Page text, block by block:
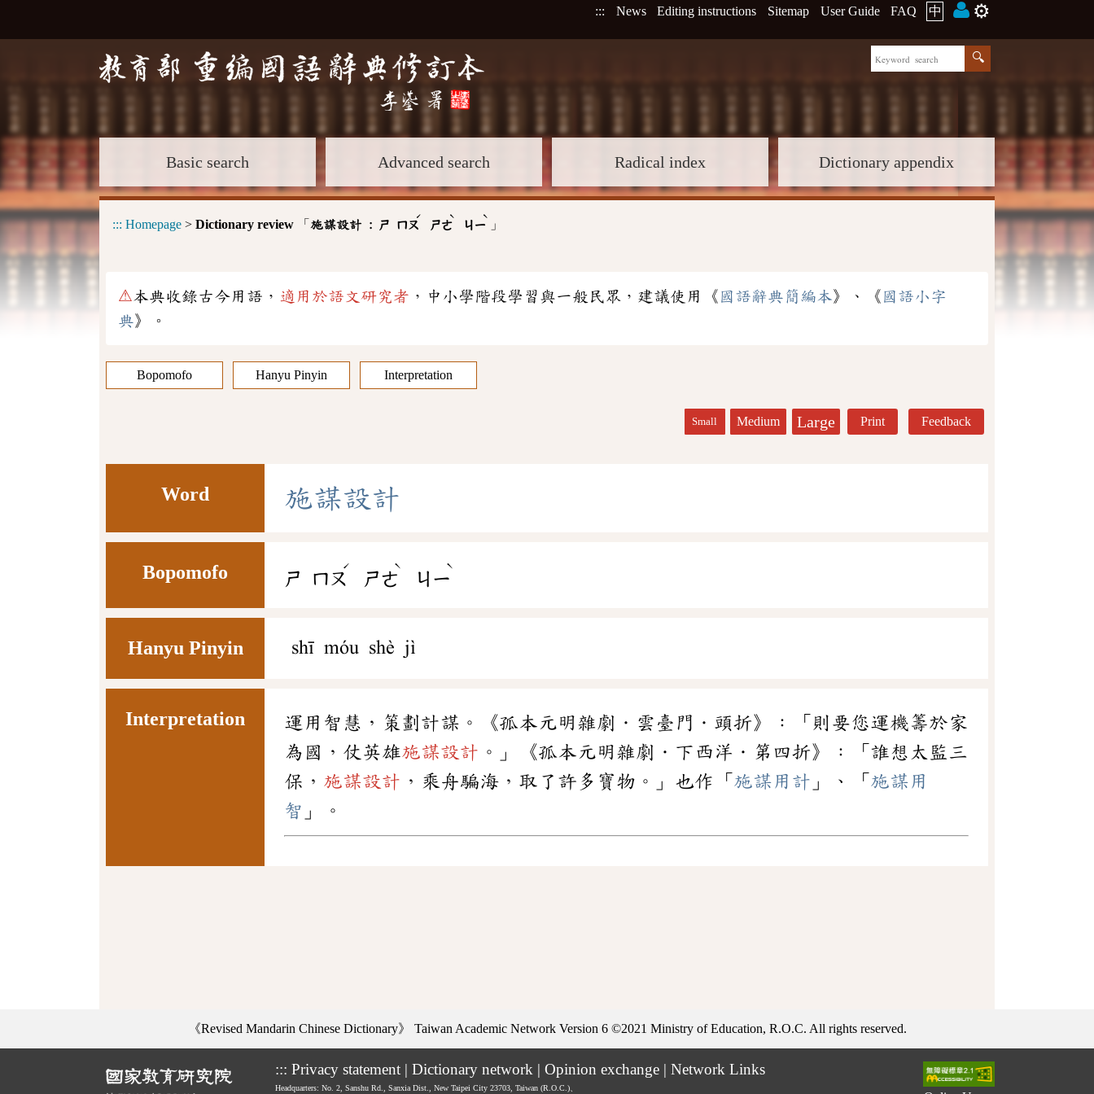
::: News Editing instructions Sitemap User Guide FAQ 中 ⚙️
Basic search Advanced search Radical index Dictionary appendix
::: Homepage > Dictionary review 「 施謀設計 : ㄕ ㄇㄡ
ˊ
ㄕㄜ
ˋ
ㄐㄧ
ˋ
」
⚠本典收錄古今用語， 適用於語文研究者 ，中小學階段學習與一般民眾，建議使用《 國語辭典簡編本》、《 國語小字
典》。
Bopomofo Hanyu Pinyin Interpretation
Small Medium Large Print Feedback
Word 施謀設計
Bopomofo ㄕ ㄇㄡ
ˊ
ㄕㄜ
ˋ
ㄐㄧ
ˋ
Hanyu Pinyin shī móu shè jì
Interpretation
運用智慧，策劃計謀。《孤本元明雜劇．雲臺門．頭折》：「則要您運機籌於家
為國，仗英雄施謀設計 。」《孤本元明雜劇．下西洋．第四折》：「誰想太監三
保， 施謀設計 ，乘舟騙海，取了許多寶物。」也作「 施謀用計 」、「 施謀用
智 」。
《Revised Mandarin Chinese Dictionary》 Taiwan Academic Network Version 6 ©2021 Ministry of Education, R.O.C. All rights reserved.
::: Privacy statement | Dictionary network | Opinion exchange | Network Links
Headquarters: No. 2, Sanshu Rd., Sanxia Dist., New Taipei City 23703, Taiwan (R.O.C.)、